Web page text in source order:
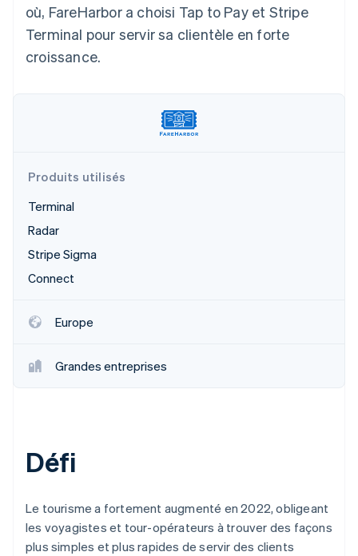
Découvrez les prochaines évolutions
Radar
Prévention de la fraude
Stripe Sessions 2026
Découvrez comment Stripe construit l’infrastructure
Commerce en ligne
Stripe App Marketplace
où, FareHarbor a choisi Tap to Pay et Stripe
Terminal pour servir sa clientèle en forte
croissance.
Produits utilisés
Terminal
Radar
Stripe Sigma
Connect
Europe
Grandes entreprises
Défi
Le tourisme a fortement augmenté en 2022, obligeant
les voyagistes et tour-opérateurs à trouver des façons
plus simples et plus rapides de servir des clients